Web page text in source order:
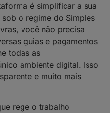
é simplificar a sua
o regime do Simples
você não precisa
guias e pagamentos
todas as
ambiente digital. Isso
e muito mais
rege o trabalho